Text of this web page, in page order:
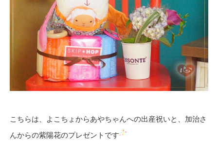
こちらは、よこちょからあやちゃんへの出産祝いと、加治さ
んからの紫陽花のプレゼントです